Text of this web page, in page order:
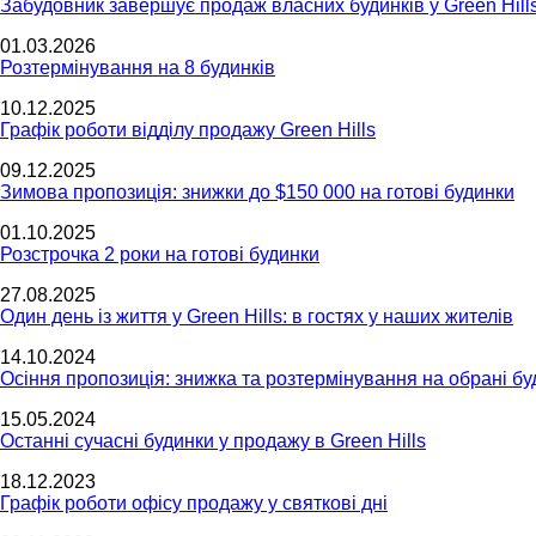
Забудовник завершує продаж власних будинків у Green
01.03.2026
Розтермінування на 8 будинків
10.12.2025
Графік роботи відділу продажу Green Hills
09.12.2025
Зимова пропозиція: знижки до $150 000 на готові будинки
01.10.2025
Розстрочка 2 роки на готові будинки
27.08.2025
Один день із життя у Green Hills: в гостях у наших жителів
14.10.2024
Осіння пропозиція: знижка та розтермінування на обрані
15.05.2024
Останні сучасні будинки у продажу в Green Hills
18.12.2023
Графік роботи офісу продажу у святкові дні